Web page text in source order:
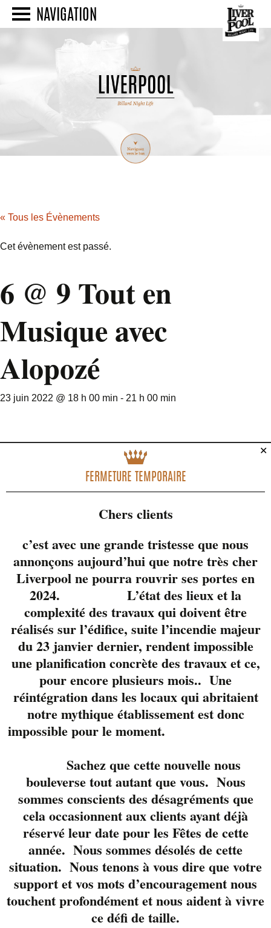
NAVIGATION
« Tous les Évènements
Cet évènement est passé.
6 @ 9 Tout en
Musique avec
Alopozé
23 juin 2022 @ 18 h 00 min - 21 h 00 min
Ils sont de retour en
formule trio pour
célébrer la Fête
Nationale.
3 sympathiques et
talentueux musiciens,
Steve
Ledouxet Pierre-Yves
Jeanson vous
présentent un
répertoire qui fait
l’unanimité partout
ou ils passent.
Réservez en cliqnant
iciou au 819-822-
3724
✕
FERMETURE TEMPORAIRE
Chers clients
c’est avec une grande tristesse que nous
annonçons aujourd’hui que notre très cher
Liverpool ne pourra rouvrir ses portes en
2024. L’état des lieux et la
complexité des travaux qui doivent être
réalisés sur l’édifice, suite l’incendie majeur
du 23 janvier dernier, rendent impossible
une planification concrète des travaux et ce,
pour encore plusieurs mois.. Une
réintégration dans les locaux qui abritaient
notre mythique établissement est donc
impossible pour le moment.
Sachez que cette nouvelle nous
bouleverse tout autant que vous. Nous
sommes conscients des désagréments que
cela occasionnent aux clients ayant déjà
réservé leur date pour les Fêtes de cette
année. Nous sommes désolés de cette
situation. Nous tenons à vous dire que votre
support et vos mots d’encouragement nous
touchent profondément et nous aident à vivre
ce défi de taille.